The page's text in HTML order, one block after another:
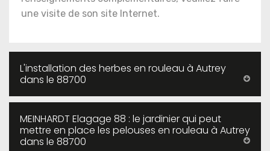
une visite de son site Internet.
L'installation des herbes en rouleau à Autrey
dans le 88700
MEINHARDT Elagage 88 : le jardinier qui peut
mettre en place les pelouses en rouleau à Autrey
dans le 88700